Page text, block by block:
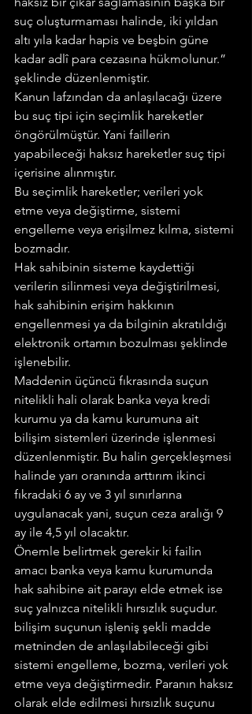
suç oluşturmaması halinde, iki yıldan
altı yıla kadar hapis ve beşbin güne
kadar adlî para cezasına hükmolunur.”
şeklinde düzenlenmiştir.
Kanun lafzından da anlaşılacağı üzere
bu suç tipi için seçimlik hareketler
öngörülmüştür. Yani faillerin
yapabileceği haksız hareketler suç tipi
içerisine alınmıştır.
Bu seçimlik hareketler; verileri yok
etme veya değiştirme, sistemi
engelleme veya erişilmez kılma, sistemi
bozmadır.
Hak sahibinin sisteme kaydettiği
verilerin silinmesi veya değiştirilmesi,
hak sahibinin erişim hakkının
engellenmesi ya da bilginin akratıldığı
elektronik ortamın bozulması şeklinde
işlenebilir.
Maddenin üçüncü fıkrasında suçun
nitelikli hali olarak banka veya kredi
kurumu ya da kamu kurumuna ait
bilişim sistemleri üzerinde işlenmesi
düzenlenmiştir. Bu halin gerçekleşmesi
halinde yarı oranında arttırım ikinci
fıkradaki 6 ay ve 3 yıl sınırlarına
uygulanacak yani, suçun ceza aralığı 9
ay ile 4,5 yıl olacaktır.
Önemle belirtmek gerekir ki failin
amacı banka veya kamu kurumunda
hak sahibine ait parayı elde etmek ise
suç yalnızca nitelikli hırsızlık suçudur.
bilişim suçunun işleniş şekli madde
metninden de anlaşılabileceği gibi
sistemi engelleme, bozma, verileri yok
etme veya değiştirmedir. Paranın haksız
olarak elde edilmesi hırsızlık suçunu